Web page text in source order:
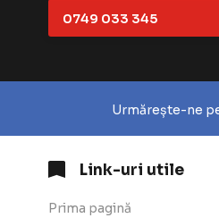
0749 033 345
Urmărește-ne
Link-uri utile
Prima pagină